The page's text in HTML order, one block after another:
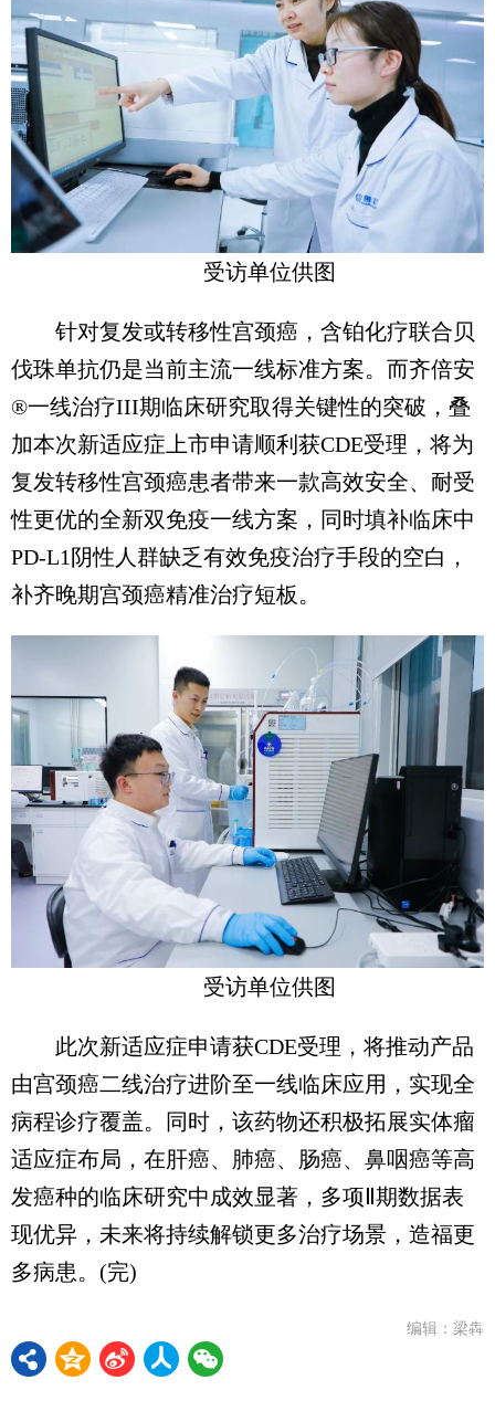
受访单位供图
针对复发或转移性宫颈癌，含铂化疗联合贝
伐珠单抗仍是当前主流一线标准方案。而齐倍安
®一线治疗III期临床研究取得关键性的突破，叠
加本次新适应症上市申请顺利获CDE受理，将为
复发转移性宫颈癌患者带来一款高效安全、耐受
性更优的全新双免疫一线方案，同时填补临床中
PD-L1阴性人群缺乏有效免疫治疗手段的空白，
补齐晚期宫颈癌精准治疗短板。
受访单位供图
此次新适应症申请获CDE受理，将推动产品
由宫颈癌二线治疗进阶至一线临床应用，实现全
病程诊疗覆盖。同时，该药物还积极拓展实体瘤
适应症布局，在肝癌、肺癌、肠癌、鼻咽癌等高
发癌种的临床研究中成效显著，多项Ⅱ期数据表
现优异，未来将持续解锁更多治疗场景，造福更
多病患。(完)
编辑：梁犇